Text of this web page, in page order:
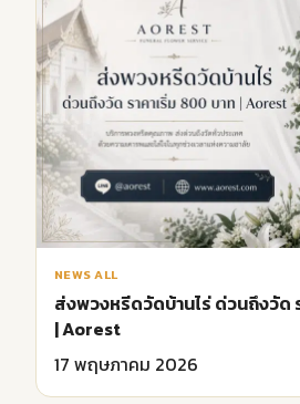
NEWS ALL
ส่งพวงหรีดวัดบ้านไร่ ด่วนถึงวัด
| Aorest
17 พฤษภาคม 2026